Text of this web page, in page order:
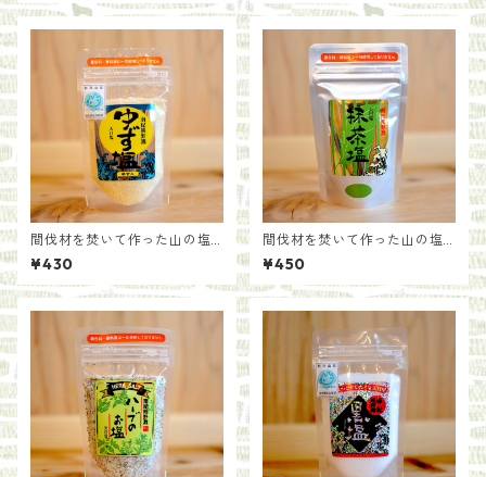
間伐材を焚いて作った山の塩
【ゆず塩】
¥430
間伐材を焚いて作った山の塩
【抹茶塩】
¥450